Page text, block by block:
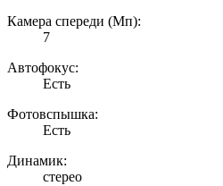
Камера спереди (Мп):
7
Автофокус:
Есть
Фотовспышка:
Есть
Динамик:
стерео